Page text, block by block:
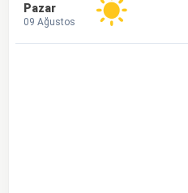
Pazar
09 Ağustos